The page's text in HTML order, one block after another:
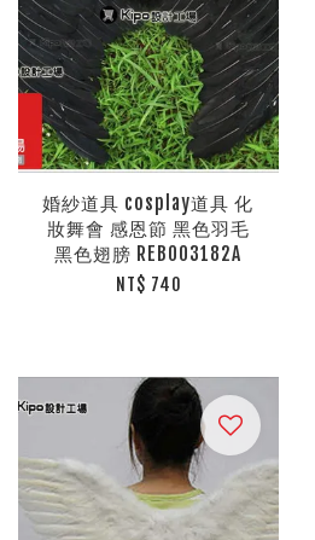
婚紗道具 cosplay道具 化
妝舞會 感恩節 黑色羽毛
黑色翅膀 REB003182A
NT$ 740